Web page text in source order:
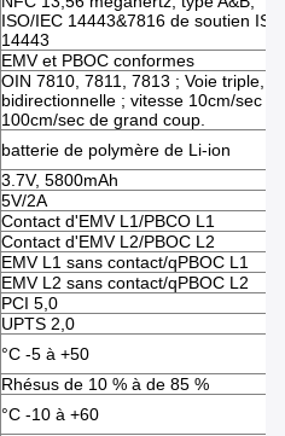
ISO/IEC 14443&7816 de soutien
14443
EMV et PBOC conformes
OIN 7810, 7811, 7813 ; Voie triple,
bidirectionnelle ; vitesse 10cm/sec -
100cm/sec de grand coup.
batterie de polymère de Li-ion
3.7V, 5800mAh
5V/2A
Contact d'EMV L1/PBCO L1
Contact d'EMV L2/PBOC L2
EMV L1 sans contact/qPBOC L1
EMV L2 sans contact/qPBOC L2
PCI 5,0
UPTS 2,0
°C -5 à +50
Rhésus de 10 % à de 85 %
°C -10 à +60